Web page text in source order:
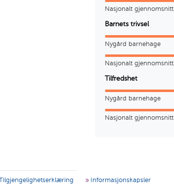
Nasjonalt gjennomsnitt
Barnets trivsel
Nygård barnehage
Nasjonalt gjennomsnitt
Tilfredshet
Nygård barnehage
Nasjonalt gjennomsnitt
Informasjonskapsler